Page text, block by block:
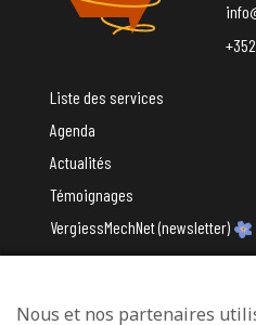
Liste des services
Agenda
Actualités
Témoignages
VergiessMechNet (newsletter)
Nous et nos partenaires